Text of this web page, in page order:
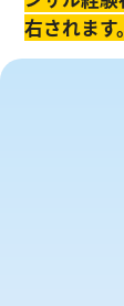
右されます。